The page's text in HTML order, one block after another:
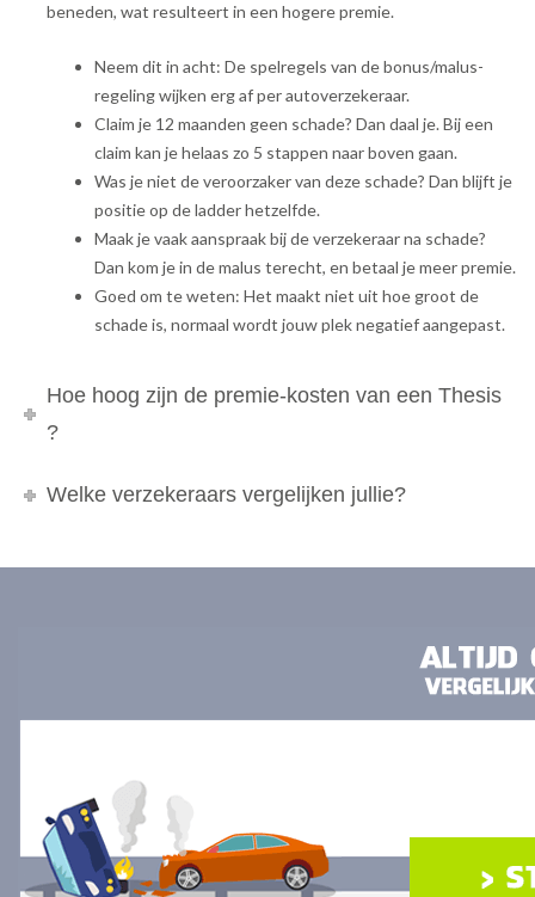
beneden, wat resulteert in een hogere premie.
Neem dit in acht: De spelregels van de bonus/malus-
regeling wijken erg af per autoverzekeraar.
Claim je 12 maanden geen schade? Dan daal je. Bij een
claim kan je helaas zo 5 stappen naar boven gaan.
Was je niet de veroorzaker van deze schade? Dan blijft je
positie op de ladder hetzelfde.
Maak je vaak aanspraak bij de verzekeraar na schade?
Dan kom je in de malus terecht, en betaal je meer premie.
Goed om te weten: Het maakt niet uit hoe groot de
schade is, normaal wordt jouw plek negatief aangepast.
Hoe hoog zijn de premie-kosten van een Thesis
?
Welke verzekeraars vergelijken jullie?